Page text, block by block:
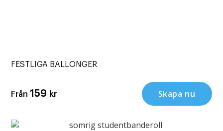
FESTLIGA BALLONGER
Från 159 kr Skapa nu